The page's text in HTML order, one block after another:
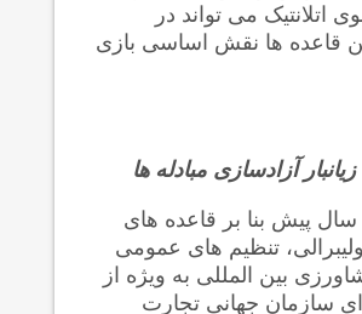
اتلانتیک می تواند در
قاعده ها نقش اساسی بازی
آزادسازی مبادله ها
از حدود 21 سال پیش بنا بر قاعده های
تنظیم های عمومی
بین المللی به ویژه از